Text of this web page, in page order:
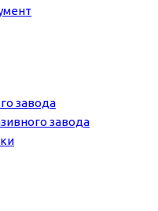
завода
завода